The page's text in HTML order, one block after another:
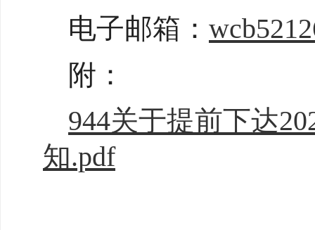
电子邮箱：
附：
944关于提前下达
知.pdf